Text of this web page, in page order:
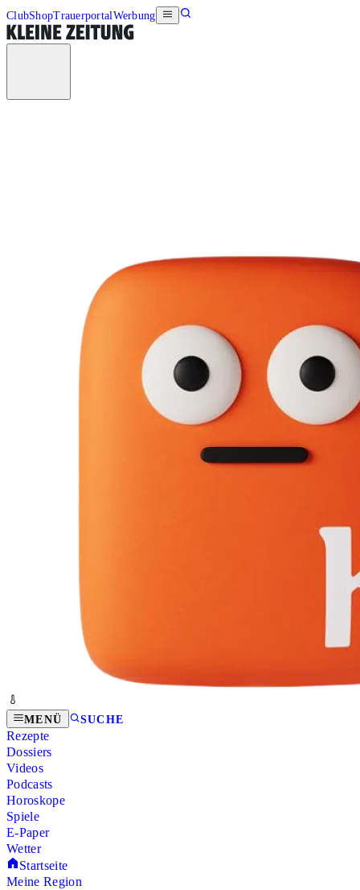
ClubShopTrauerportalWerbung
MENÜ SUCHE
Rezepte
Dossiers
Videos
Podcasts
Horoskope
Spiele
E-Paper
Wetter
Startseite
Meine Region